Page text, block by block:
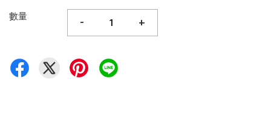
數量 - +